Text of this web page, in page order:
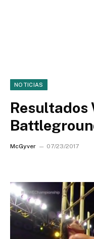
NOTICIAS
Resultados
McGyver 07/23/2017